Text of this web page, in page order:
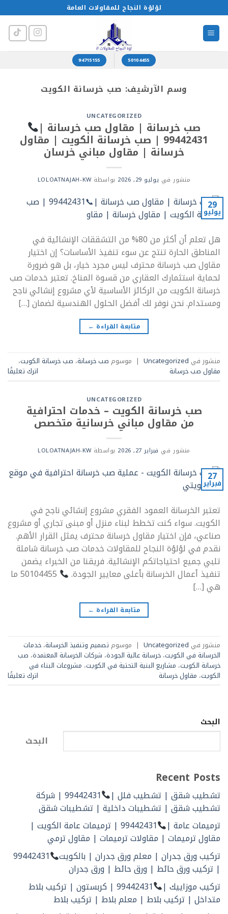
للمحتوى
لؤلؤة النجاح للمقاولات العامة
50104455
94715155
وسم الآرشيف: صب خرسانة الكويت
UNCATEGORIZED
صب خرسانة | مقاول صب خرسانة |
99442431 | صب خرسانة الكويت | مقاول
خرسانة | مقاول مباني خرسان
منشور في يوليو 29, 2026 بواسطةLOLOATNAJAH-KW
29
يوليو
هل تعلم أن أكثر من 80% من التشققات الإنشائية في
المناطق الحارة تنتج عن سوء تنفيذ الأساسات؟ إن اختيار
مقاول صب خرسانة محترف ليس مجرد خيار، بل هو ضرورة
لحماية استثمارك العقاري من قسوة المناخ. تعتبر خدمات صب
خرسانة الكويت من الركائز الأساسية لأي مشروع إنشائي ناجح
ومستدام. نحن نوفر لك أفضل الحلول الهندسية لضمان […]
متابعة القراءة ←
منشور في Uncategorized
| موسوم صب خرسانة، صب خرسانة الكويت،
مقاول صب خرسانة
اترك تعليقًا
UNCATEGORIZED
صب خرسانة الكويت – خدمات احترافية
من مقاول مباني خرسانية متخصص
منشور في فبراير 27, 2026 بواسطةLOLOATNAJAH-KW
27
فبراير
تعتبر الخرسانة العمود الفقري مشروع إنشائي ناجح في
الكويت. سواء كنت تخطط لبناء منزل أو مبنى تجاري أو مشروع
صناعي، فإن اختيار مقاول خرسانة محترف يمثل القرار الأهم.
نقدم في لؤلؤة النجاح للمقاولات خدمات صب خرسانة شاملة
تلبي جميع احتياجاتكم الإنشائية. فريقنا من الخبراء يضمن
تنفيذ أعمال الخرسانة بأعلى معايير الجودة.
50104455 ما
هي […]
متابعة القراءة ←
منشور في Uncategorized
| موسوم تصميم وتنفيذ الخرسانة، خدمات
الخرسانة في الكويت، خرسانة عالية الجودة، شركات الخرسانة المعتمدة، صب
خرسانة الكويت، مشاريع البنية التحتية في الكويت، مشروعات البناء في
الكويت، مقاول خرسانة اترك تعليقًا
البحث
البحث
Recent Posts
تشطيب شقق | تشطيب فلل |
99442431 | شركة
تشطيب شقق | تشطيبات داخلية | تشطيبات شقق
ترميمات عامة |
99442431 | ترميمات عامة الكويت |
مقاول ترميمات | مقاولات ترميمات | مقاول ترمي
تركيب ورق جدران | معلم ورق جدران | بالكويت
99442431
| تركيب ورق حائط | ورق حائط | ورق جدران
تركيب موزاييك |
99442431 | كربستون | تركيب بلاط
متداخل | تركيب بلاط | معلم بلاط | تركيب بلاط